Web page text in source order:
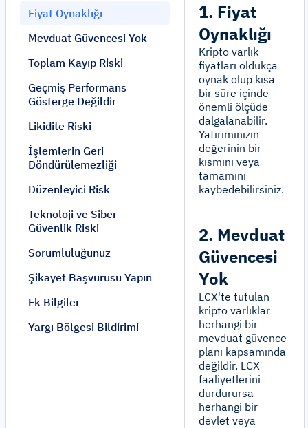
Fiyat Oynaklığı
Mevduat Güvencesi Yok
Toplam Kayıp Riski
Geçmiş Performans
Gösterge Değildir
Likidite Riski
İşlemlerin Geri
Döndürülemezliği
Düzenleyici Risk
Teknoloji ve Siber
Güvenlik Riski
Sorumluluğunuz
Şikayet Başvurusu Yapın
Ek Bilgiler
Yargı Bölgesi Bildirimi
1. Fiyat
Oynaklığı
Kripto varlık
fiyatları oldukça
oynak olup kısa
bir süre içinde
önemli ölçüde
dalgalanabilir.
Yatırımınızın
değerinin bir
kısmını veya
tamamını
kaybedebilirsiniz.
2. Mevduat
Güvencesi
Yok
LCX'te tutulan
kripto varlıklar
herhangi bir
mevduat güvence
planı kapsamında
değildir. LCX
faaliyetlerini
durdurursa
herhangi bir
devlet veya